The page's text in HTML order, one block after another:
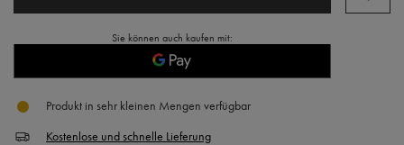
Sie können auch kaufen mit:
Produkt in sehr kleinen Mengen verfügbar
Kostenlose und schnelle Lieferung